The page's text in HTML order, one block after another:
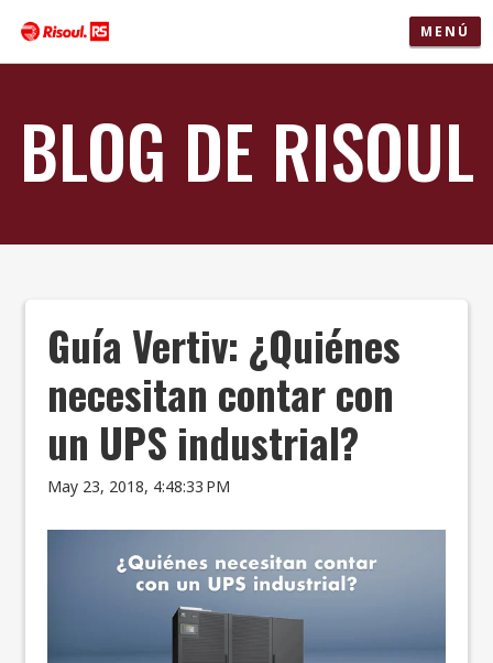
MENÚ
BLOG DE RISOUL
Guía Vertiv: ¿Quiénes
necesitan contar con
un UPS industrial?
May 23, 2018, 4:48:33 PM